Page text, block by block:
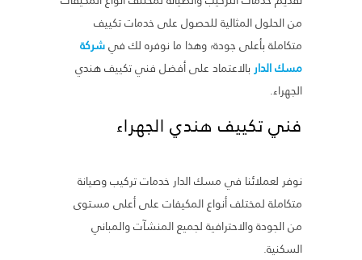
من الحلول المثالية للحصول على خدمات تكييف
متكاملة بأعلى جودة؛ وهذا ما نوفره لك فيشركة
مسك الداربالاعتماد على أفضل فني تكييف هندي
الجهراء.
فني تكييف هندي الجهراء
نوفر لعملائنا في مسك الدار خدمات تركيب وصيانة
متكاملة لمختلف أنواع المكيفات على أعلى مستوى
من الجودة والاحترافية لجميع المنشآت والمباني
السكنية.